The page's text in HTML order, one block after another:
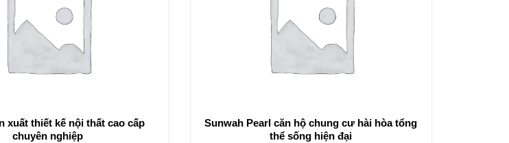
xuất thiết kế nội thất cao cấp
chuyên nghiệp
Sunwah Pearl căn hộ chung cư hài hòa tổng
thể sống hiện đại